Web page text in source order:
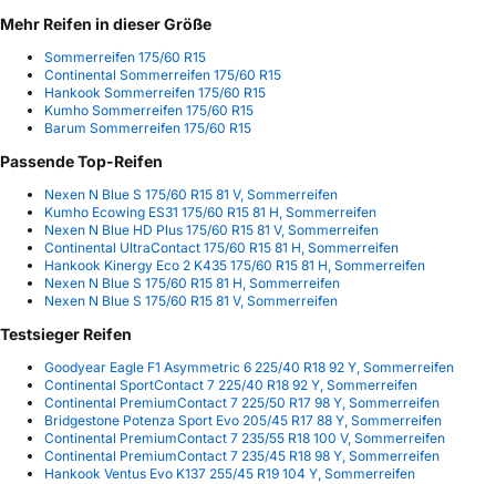
Mehr Reifen in dieser Größe
Sommerreifen 175/60 R15
Continental Sommerreifen 175/60 R15
Hankook Sommerreifen 175/60 R15
Kumho Sommerreifen 175/60 R15
Barum Sommerreifen 175/60 R15
Passende Top-Reifen
Nexen N Blue S 175/60 R15 81 V, Sommerreifen
Kumho Ecowing ES31 175/60 R15 81 H, Sommerreifen
Nexen N Blue HD Plus 175/60 R15 81 V, Sommerreifen
Continental UltraContact 175/60 R15 81 H, Sommerreifen
Hankook Kinergy Eco 2 K435 175/60 R15 81 H, Sommerreifen
Nexen N Blue S 175/60 R15 81 H, Sommerreifen
Nexen N Blue S 175/60 R15 81 V, Sommerreifen
Testsieger Reifen
Goodyear Eagle F1 Asymmetric 6 225/40 R18 92 Y, Sommerreifen
Continental SportContact 7 225/40 R18 92 Y, Sommerreifen
Continental PremiumContact 7 225/50 R17 98 Y, Sommerreifen
Bridgestone Potenza Sport Evo 205/45 R17 88 Y, Sommerreifen
Continental PremiumContact 7 235/55 R18 100 V, Sommerreifen
Continental PremiumContact 7 235/45 R18 98 Y, Sommerreifen
Hankook Ventus Evo K137 255/45 R19 104 Y, Sommerreifen